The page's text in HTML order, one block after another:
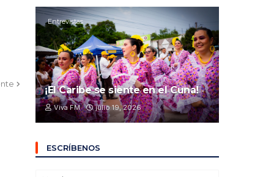
Entrevistas
¡El Caribe se siente en el Cuna!
Viva FM julio 19, 2026
ESCRÍBENOS